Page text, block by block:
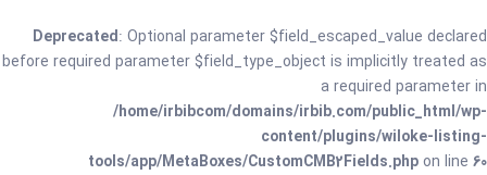
Deprecated: Optional parameter $field_escaped_value declared
before required parameter $field_type_object is implicitly treated as
a required parameter in
/home/irbibcom/domains/irbib.com/public_html/wp-
content/plugins/wiloke-listing-
tools/app/MetaBoxes/CustomCMB2Fields.phpon line 60